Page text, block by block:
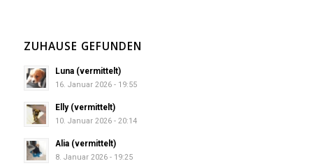
ZUHAUSE GEFUNDEN
Luna (vermittelt)
16. Januar 2026 - 19:55
Elly (vermittelt)
10. Januar 2026 - 20:14
Alia (vermittelt)
8. Januar 2026 - 19:25